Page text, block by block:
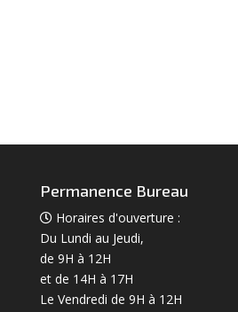
Permanence Bureau
Horaires d'ouverture :
Du Lundi au Jeudi,
de 9H à 12H
et de 14H à 17H
Le Vendredi de 9H à 12H